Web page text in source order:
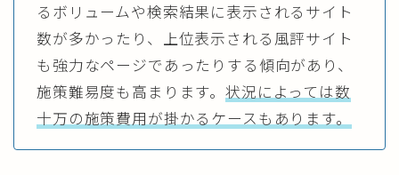
るボリュームや検索結果に表示されるサイト
数が多かったり、上位表示される風評サイト
も強力なページであったりする傾向があり、
施策難易度も高まります。状況によっては数
十万の施策費用が掛かるケースもあります。